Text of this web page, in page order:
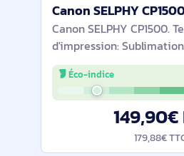
Canon SELPHY CP1500.
d'impression:
Résolution maximale:
Format d’impression
(10x15 cm). Wifi.
Éco-indice
149,90€
179,88€